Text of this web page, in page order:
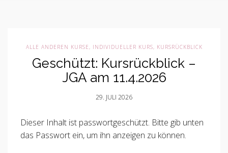
ALLE ANDEREN KURSE, INDIVIDUELLER KURS, KURSRÜCKBLICK
Geschützt: Kursrückblick –
JGA am 11.4.2026
29. JULI 2026
Dieser Inhalt ist passwortgeschützt. Bitte gib unten
das Passwort ein, um ihn anzeigen zu können.